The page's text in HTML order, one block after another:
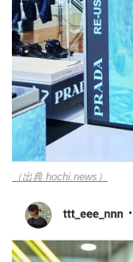
（出典 hochi.news）